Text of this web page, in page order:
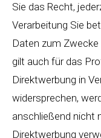
Sie das Recht,
Verarbeitung Sie
Daten zum Zwecke
gilt auch für das
Direktwerbung in
widersprechen,
anschließend nicht
Direktwerbung